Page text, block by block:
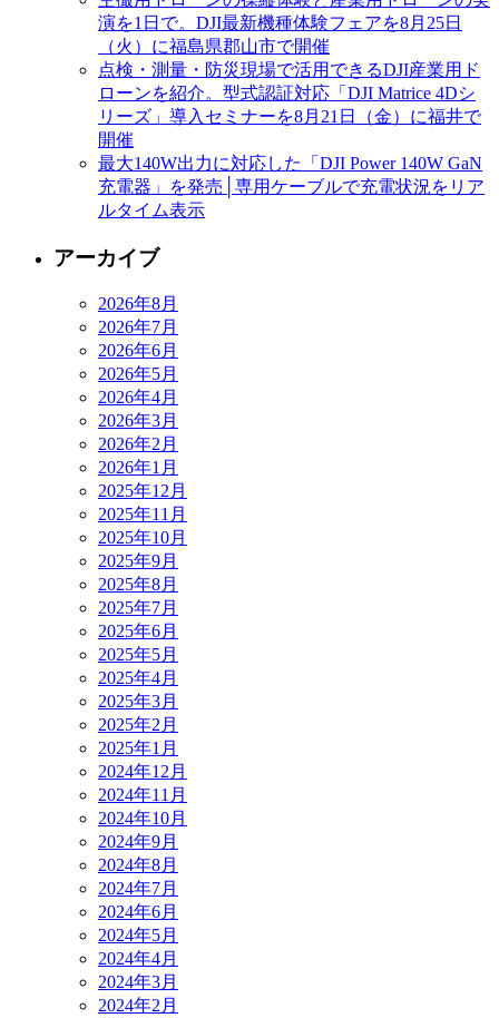
演を1日で。DJI最新機種体験フェアを8月25日
（火）に福島県郡山市で開催
点検・測量・防災現場で活用できるDJI産業用ド
ローンを紹介。型式認証対応「DJI Matrice 4Dシ
リーズ」導入セミナーを8月21日（金）に福井で
開催
最大140W出力に対応した「DJI Power 140W GaN
充電器」を発売│専用ケーブルで充電状況をリア
ルタイム表示
アーカイブ
2026年8月
2026年7月
2026年6月
2026年5月
2026年4月
2026年3月
2026年2月
2026年1月
2025年12月
2025年11月
2025年10月
2025年9月
2025年8月
2025年7月
2025年6月
2025年5月
2025年4月
2025年3月
2025年2月
2025年1月
2024年12月
2024年11月
2024年10月
2024年9月
2024年8月
2024年7月
2024年6月
2024年5月
2024年4月
2024年3月
2024年2月